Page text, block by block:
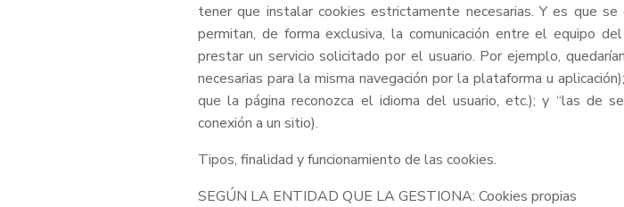
tener que instalar cookies estrictamente necesarias. Y es que
permitan, de forma exclusiva, la comunicación entre el equipo
prestar un servicio solicitado por el usuario. Por ejemplo,
necesarias para la misma navegación por la plataforma u
que la página reconozca el idioma del usuario, etc.); y “las de
conexión a un sitio).
Tipos, finalidad y funcionamiento de las cookies.
SEGÚN LA ENTIDAD QUE LA GESTIONA: Cookies propias